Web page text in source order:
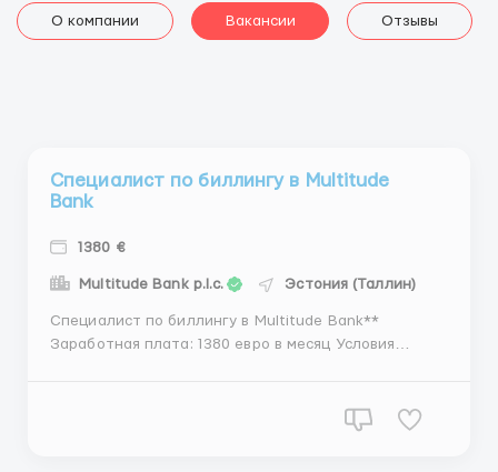
О компании Вакансии Отзывы
Специалист по биллингу в Multitude
Bank
1380 €
Multitude Bank p.l.c. Эстония (Таллин)
Специалист по биллингу в Multitude Bank**
Заработная плата: 1380 евро в месяц Условия
Возможность еженедельной выплаты заработной